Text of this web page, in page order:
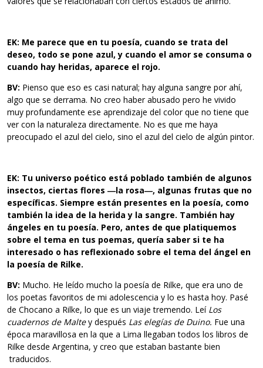
EK: Me parece que en tu poesía, cuando se trata del
deseo, todo se pone azul, y cuando el amor se consuma o
cuando hay heridas, aparece el rojo.
BV: Pienso que eso es casi natural; hay alguna sangre por ahí,
algo que se derrama. No creo haber abusado pero he vivido
muy profundamente ese aprendizaje del color que no tiene que
ver con la naturaleza directamente. No es que me haya
preocupado el azul del cielo, sino el azul del cielo de algún pintor.
EK: Tu universo poético está poblado también de algunos
insectos, ciertas flores ―la rosa―, algunas frutas que no
específicas. Siempre están presentes en la poesía, como
también la idea de la herida y la sangre. También hay
ángeles en tu poesía. Pero, antes de que platiquemos
sobre el tema en tus poemas, quería saber si te ha
interesado o has reflexionado sobre el tema del ángel en
la poesía de Rilke.
BV: Mucho. He leído mucho la poesía de Rilke, que era uno de
los poetas favoritos de mi adolescencia y lo es hasta hoy. Pasé
de Chocano a Rilke, lo que es un viaje tremendo. Leí Los
cuadernos de Maltey después Las elegías de Duino. Fue una
época maravillosa en la que a Lima llegaban todos los libros de
Rilke desde Argentina, y creo que estaban bastante bien
traducidos.